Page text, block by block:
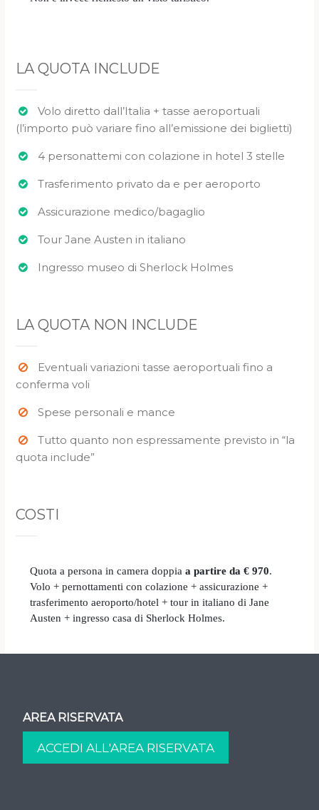
LA QUOTA INCLUDE
Volo diretto dall’Italia + tasse aeroportuali
(l’importo può variare fino all’emissione dei biglietti)
4 personattemi con colazione in hotel 3 stelle
Trasferimento privato da e per aeroporto
Assicurazione medico/bagaglio
Tour Jane Austen in italiano
Ingresso museo di Sherlock Holmes
LA QUOTA NON INCLUDE
Eventuali variazioni tasse aeroportuali fino a
conferma voli
Spese personali e mance
Tutto quanto non espressamente previsto in “la
quota include”
COSTI
Quota a persona in camera doppiaa partire da € 970.
Volo + pernottamenti con colazione + assicurazione +
trasferimento aeroporto/hotel + tour in italiano di Jane
Austen + ingresso casa di Sherlock Holmes.
AREA RISERVATA